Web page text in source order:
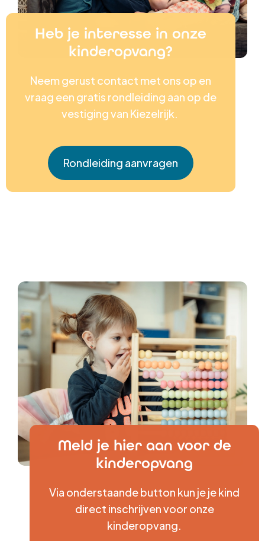
Heb je interesse in onze
kinderopvang?
Neem gerust contact met ons op en
vraag een gratis rondleiding aan op de
vestiging van Kiezelrijk.
Rondleiding aanvragen
Meld je hier aan voor de
kinderopvang
Via onderstaande button kun je je kind
direct inschrijven voor onze
kinderopvang.